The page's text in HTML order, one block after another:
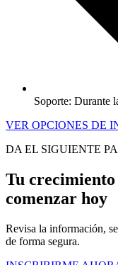
Soporte: Durante
VER OPCIONES DE
DA EL SIGUIENTE
Tu
comenzar hoy
Revisa la información,
de forma segura.